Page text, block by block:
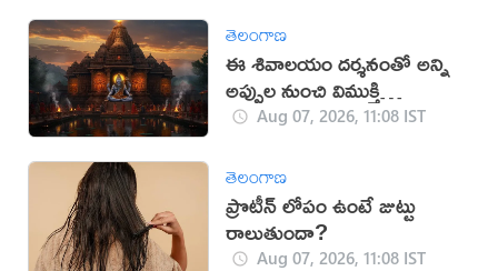
తెలంగాణ
ఈ శివాలయం దర్శనంతో అన్ని
అప్పుల నుంచి విముక్తి
లభిస్తుందట!
Aug 07, 2026, 11:08 IST
తెలంగాణ
ప్రొటీన్ లోపం ఉంటే జుట్టు
రాలుతుందా?
Aug 07, 2026, 11:08 IST